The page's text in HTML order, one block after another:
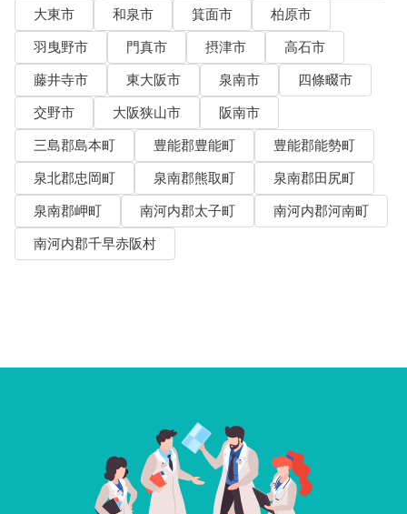
大東市
和泉市 箕面市
柏原市
羽曳野市
門真市 摂津市
高石市
藤井寺市
東大阪市 泉南市
四條畷市
交野市
大阪狭山市
阪南市
三島郡島本町
豊能郡豊能町
豊能郡能勢町
泉北郡忠岡町
泉南郡熊取町
泉南郡田尻町
泉南郡岬町
南河内郡太子町
南河内郡河南町
南河内郡千早赤阪村